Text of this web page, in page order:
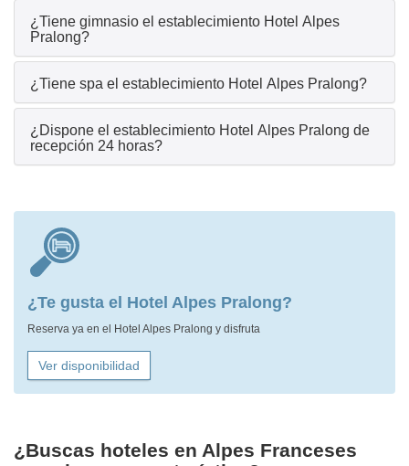
¿Tiene gimnasio el establecimiento Hotel Alpes
Pralong?
¿Tiene spa el establecimiento Hotel Alpes Pralong?
¿Dispone el establecimiento Hotel Alpes Pralong de
recepción 24 horas?
¿Te gusta el Hotel Alpes Pralong?
Reserva ya en el Hotel Alpes Pralong y disfruta
Ver disponibilidad
¿Buscas hoteles en Alpes Franceses